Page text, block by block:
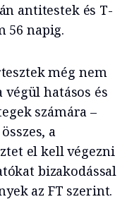
antitestek és T-
56 napig.
még nem
hatásos és
számára –
a
el kell végezni
bizakodással
az FT szerint.